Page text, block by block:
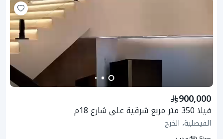
900,000
فيلا 350 متر مربع شرقية على شارع 18م
الفيصلية، الخرج